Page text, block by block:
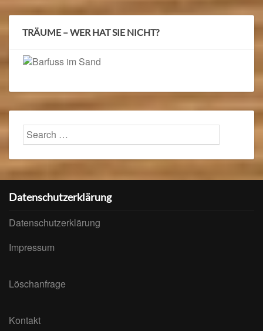
TRÄUME – WER HAT SIE NICHT?
Search
for:
Datenschutzerklärung
Datenschutzerklärung
Impressum
Löschanfrage
Kontakt